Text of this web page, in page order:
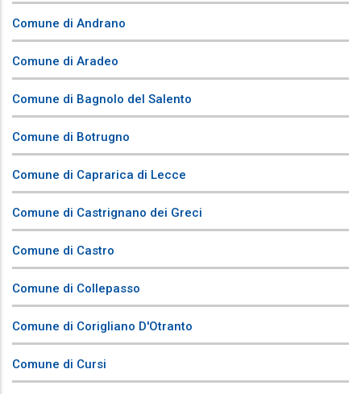
Comune di Andrano
Comune di Aradeo
Comune di Bagnolo del Salento
Comune di Botrugno
Comune di Caprarica di Lecce
Comune di Castrignano dei Greci
Comune di Castro
Comune di Collepasso
Comune di Corigliano D'Otranto
Comune di Cursi